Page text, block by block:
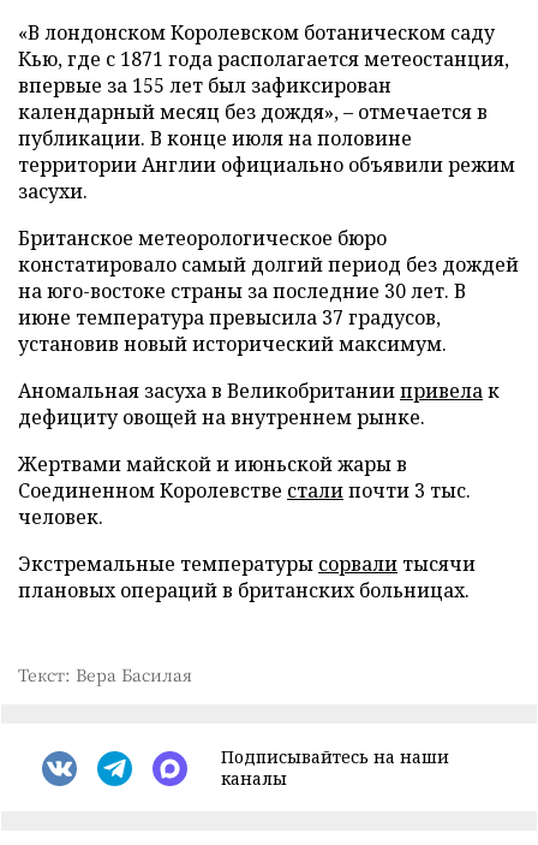
«В лондонском Королевском ботаническом саду
Кью, где с 1871 года располагается метеостанция,
впервые за 155 лет был зафиксирован
календарный месяц без дождя», – отмечается в
публикации. В конце июля на половине
территории Англии официально объявили режим
засухи.
Британское метеорологическое бюро
констатировало самый долгий период без дождей
на юго-востоке страны за последние 30 лет. В
июне температура превысила 37 градусов,
установив новый исторический максимум.
Аномальная засуха в Великобританиипривелак
дефициту овощей на внутреннем рынке.
Жертвами майской и июньской жары в
Соединенном Королевстве сталипочти 3 тыс.
человек.
Экстремальные температуры сорвали тысячи
плановых операций в британских больницах.
Текст: Вера Басилая
Подписывайтесь на наши
каналы